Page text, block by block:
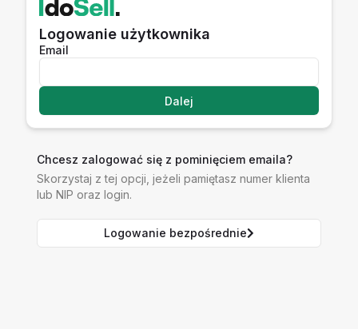
Logowanie użytkownika
Email
Dalej
Chcesz zalogować się z pominięciem emaila?
Skorzystaj z tej opcji, jeżeli pamiętasz numer klienta
lub NIP oraz login.
Logowanie bezpośrednie